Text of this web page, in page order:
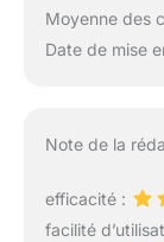
Moyenne des
Date de mise
Note de la
efficacité :
facilité